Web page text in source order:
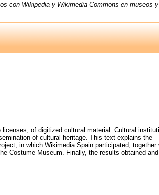
con Wikipedia y Wikimedia Commons en museos y
of digitized cultural material. Cultural
of cultural heritage. This text explains the
in which Wikimedia Spain participated, together
Costume Museum. Finally, the results obtained